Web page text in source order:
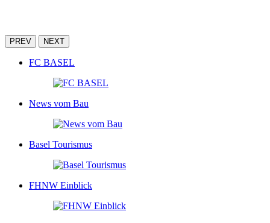
PREV NEXT
FC BASEL
News vom Bau
Basel Tourismus
FHNW Einblick